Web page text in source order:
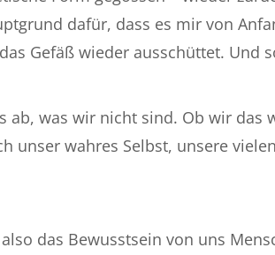
dafür, dass es mir von
Gefäß wieder ausschüttet. Und
ab, was wir nicht sind. Ob wir
unser wahres Selbst, unsere
das Bewusstsein von uns